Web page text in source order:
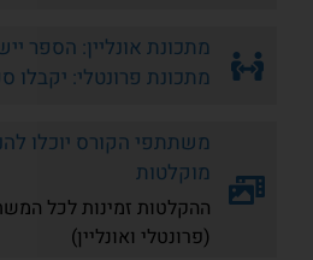
מתכונת אונליין: הספר
מתכונת פרונטלי:
משתתפי הקורס יוכלו
מוקלטות
ההקלטות זמינות לכל
(פרונטלי ואונליין)